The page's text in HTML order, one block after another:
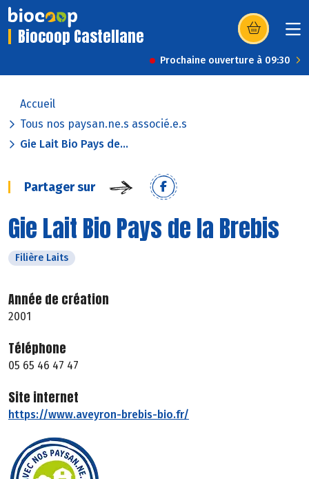
Biocoop Castellane (s’ouvre dans
Prochaine ouverture à 09:30
Accueil
Tous nos paysan.ne.s associé.e.s
Gie Lait Bio Pays de...
Partager sur
Gie Lait Bio Pays de la Brebis
Filière Laits
Année de création
2001
Téléphone
05 65 46 47 47
Site internet
https://www.aveyron-brebis-bio.fr/